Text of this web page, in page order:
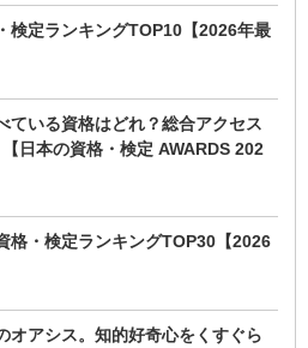
検定ランキングTOP10【2026年最
ている資格はどれ？総合アクセス
日本の資格・検定 AWARDS 202
格・検定ランキングTOP30【2026
オアシス。知的好奇心をくすぐら